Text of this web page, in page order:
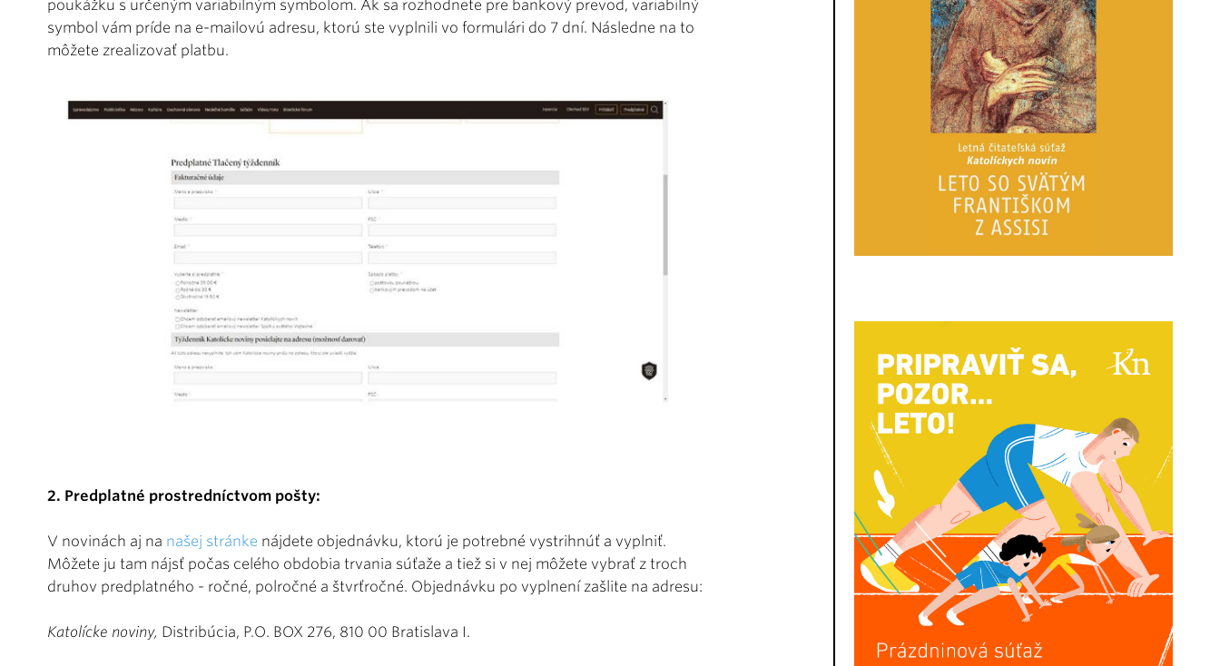
poukážku s určeným variabilným symbolom. Ak sa rozhodnete pre bankový prevod, variabilný
symbol vám príde na e-mailovú adresu, ktorú ste vyplnili vo formulári do 7 dní. Následne na to
môžete zrealizovať platbu.
2. Predplatné prostredníctvom pošty:
V novinách aj na našej stránke nájdete objednávku, ktorú je potrebné vystrihnúť a vyplniť.
Môžete ju tam nájsť počas celého obdobia trvania súťaže a tiež si v nej môžete vybrať z troch
druhov predplatného - ročné, polročné a štvrťročné. Objednávku po vyplnení zašlite na adresu:
Katolícke noviny, Distribúcia, P.O. BOX 276, 810 00 Bratislava I.